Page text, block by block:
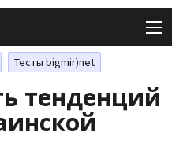
Тесты bigmir)net
тенденций